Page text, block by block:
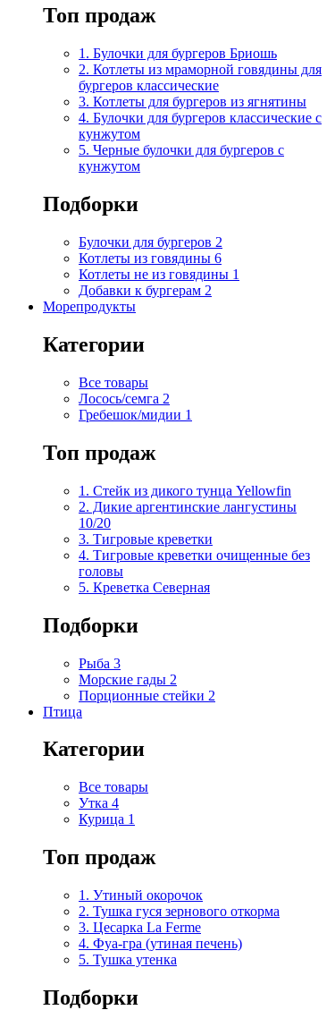
Топ продаж
1. Булочки для бургеров Бриошь
2. Котлеты из мраморной говядины для
бургеров классические
3. Котлеты для бургеров из ягнятины
4. Булочки для бургеров классические с
кунжутом
5. Черные булочки для бургеров с
кунжутом
Подборки
Булочки для бургеров 2
Котлеты из говядины 6
Котлеты не из говядины 1
Добавки к бургерам 2
Морепродукты
Категории
Все товары
Лосось/семга 2
Гребешок/мидии 1
Топ продаж
1. Стейк из дикого тунца Yellowfin
2. Дикие аргентинские лангустины
10/20
3. Тигровые креветки
4. Тигровые креветки очищенные без
головы
5. Креветка Cеверная
Подборки
Рыба 3
Морские гады 2
Порционные стейки 2
Птица
Категории
Все товары
Утка 4
Курица 1
Топ продаж
1. Утиный окорочок
2. Тушка гуся зернового откорма
3. Цесарка La Ferme
4. Фуа-гра (утиная печень)
5. Тушка утенка
Подборки